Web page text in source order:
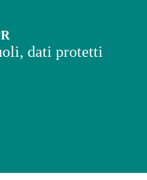
dati protetti